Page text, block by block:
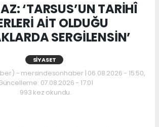
‘TARSUS’UN TARİHÎ
AİT OLDUĞU
SERGİLENSİN’
SIYASET
- mersindesonhaber | 06.08.2026 - 15:50,
07.08.2026 - 17:01
993 kez okundu.